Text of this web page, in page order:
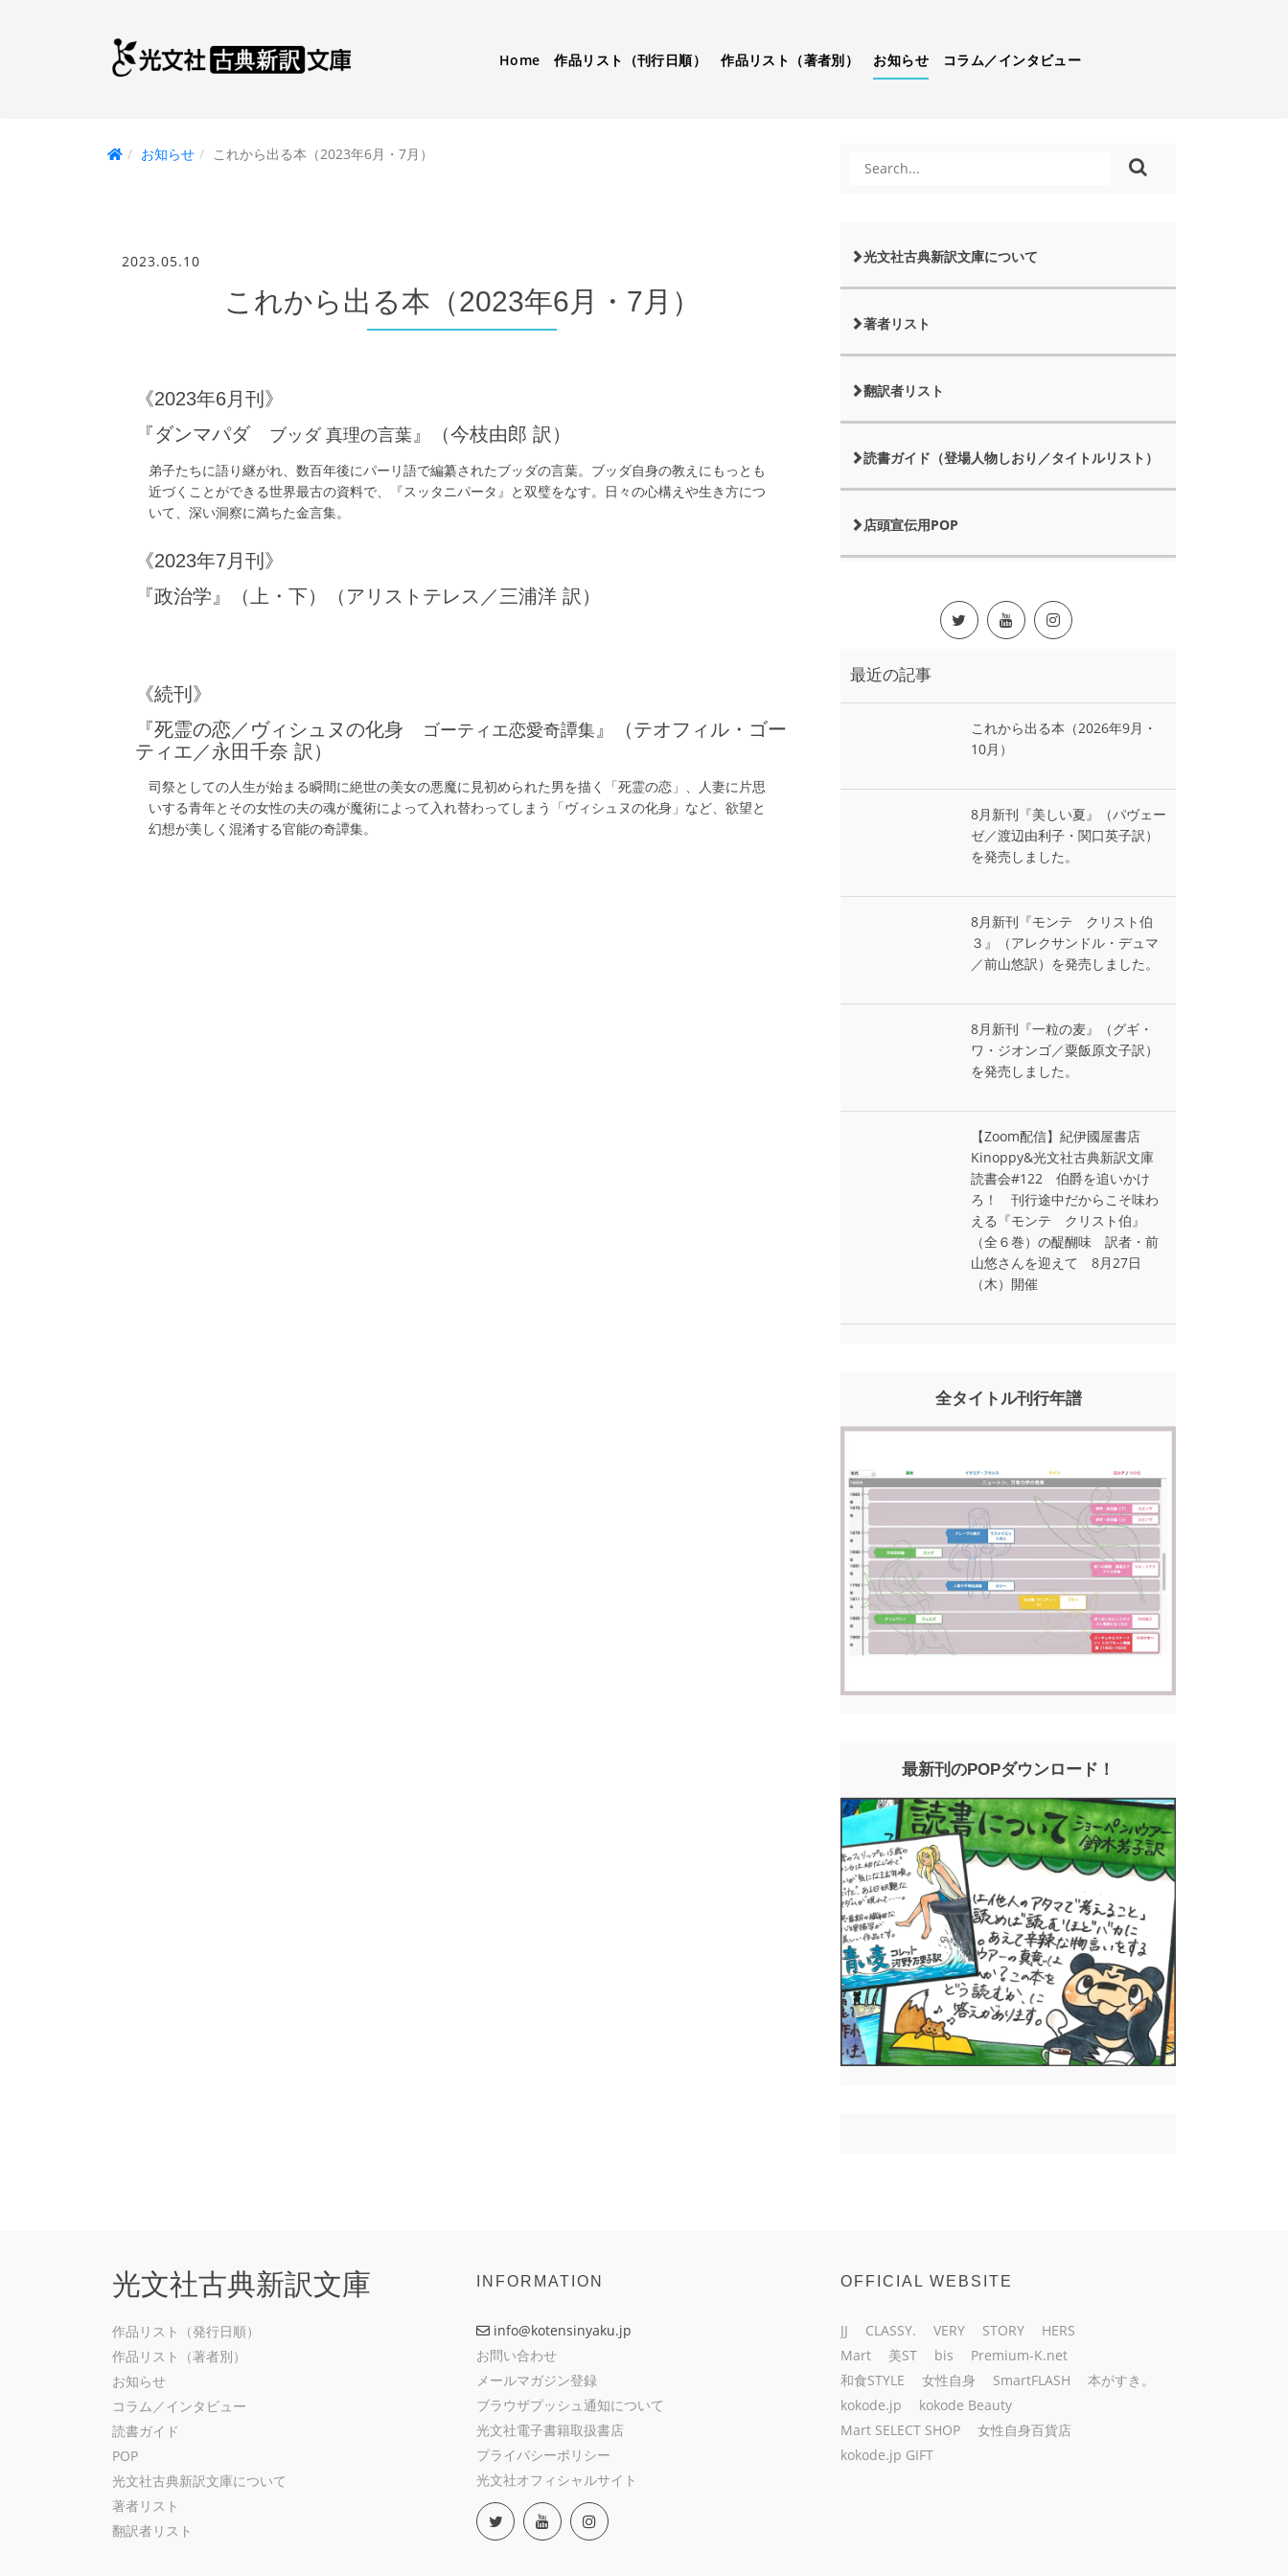
Home 作品リスト（刊行日順） 作品リスト（著者別） お知らせ コラム／インタビュー
お知らせ これから出る本（2023年6月・7月）
2023.05.10
これから出る本（2023年6月・7月）
《2023年6月刊》
『ダンマパダ ブッダ 真理の言葉 』（今枝由郎 訳）
弟子たちに語り継がれ、数百年後にパーリ語で編纂されたブッダの言葉。ブッダ自身の教えにもっとも
近づくことができる世界最古の資料で、『スッタニパータ』と双璧をなす。日々の心構えや生き方につ
いて、深い洞察に満ちた金言集。
《2023年7月刊》
『政治学』（上・下）（アリストテレス／三浦洋 訳）
《続刊》
『死霊の恋／ヴィシュヌの化身
ゴーティエ恋愛奇譚集 』（テオフィル・ゴー
ティエ／永田千奈 訳）
司祭としての人生が始まる瞬間に絶世の美女の悪魔に見初められた男を描く「死霊の恋」、人妻に片思
いする青年とその女性の夫の魂が魔術によって入れ替わってしまう「ヴィシュヌの化身」など、欲望と
幻想が美しく混淆する官能の奇譚集。
光文社古典新訳文庫について
著者リスト
翻訳者リスト
読書ガイド（登場人物しおり／タイトルリスト）
店頭宣伝用POP
最近の記事
これから出る本（2026年9月・
10月）
8月新刊『美しい夏』（パヴェー
ゼ／渡辺由利子・関口英子訳）
を発売しました。
8月新刊『モンテ゠クリスト伯
３』（アレクサンドル・デュマ
／前山悠訳）を発売しました。
8月新刊『一粒の麦』（グギ・
ワ・ジオンゴ／粟飯原文子訳）
を発売しました。
【Zoom配信】紀伊國屋書店
Kinoppy&光文社古典新訳文庫
読書会#122 伯爵を追いかけ
ろ！ 刊行途中だからこそ味わ
える『モンテ゠クリスト伯』
（全６巻）の醍醐味 訳者・前
山悠さんを迎えて 8月27日
（木）開催
全タイトル刊行年譜
最新刊のPOPダウンロード！
光文社古典新訳文庫
作品リスト（発行日順）
作品リスト（著者別）
お知らせ
コラム／インタビュー
読書ガイド
POP
光文社古典新訳文庫について
著者リスト
翻訳者リスト
INFORMATION
info@kotensinyaku.jp
お問い合わせ
メールマガジン登録
ブラウザプッシュ通知について
光文社電子書籍取扱書店
プライバシーポリシー
光文社オフィシャルサイト
OFFICIAL WEBSITE
JJ CLASSY. VERY STORY
HERS
Mart
美ST bis
Premium-K.net
和食STYLE
女性自身 SmartFLASH
本がすき。
kokode.jp
kokode Beauty
Mart SELECT SHOP
女性自身百貨店
kokode.jp GIFT